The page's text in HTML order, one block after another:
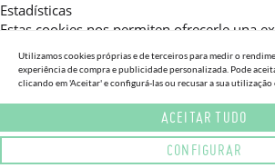
Estadísticas
Estas cookies nos permiten ofrecerle una
adaptada a su navegación
personalizadas, énfasis en categorías
consultadas, etc).Al activar esta cookie, nos
más su experiencia.
Publicitarias
Estas cookies permiten a nuestros socios
Utilizamos cookies próprias e de terceiros para medir o
experiência de compra e publicidade personalizada. Pode
clicando em 'Aceitar' e configurá-las ou recusar a sua
ACEITAR TUDO
CONFIGURAR